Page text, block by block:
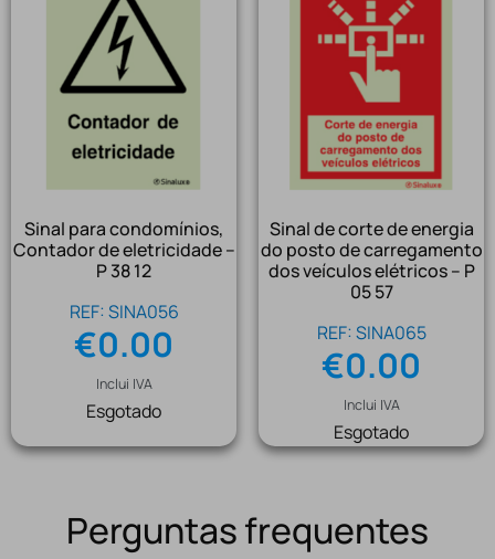
Sinal para condomínios,
Contador de eletricidade –
P 38 12
REF: SINA056
€0.00
Inclui IVA
Esgotado
Sinal de corte de energia
do posto de carregamento
dos veículos elétricos – P
05 57
REF: SINA065
€0.00
Inclui IVA
Esgotado
Perguntas frequentes